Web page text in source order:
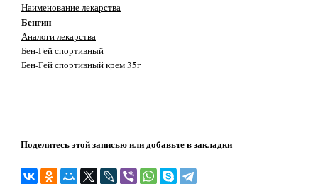
Наименование лекарства
Бенгин
Аналоги лекарства
Бен-Гей спортивный
Бен-Гей спортивный крем 35г
Поделитесь этой записью или добавьте в закладки